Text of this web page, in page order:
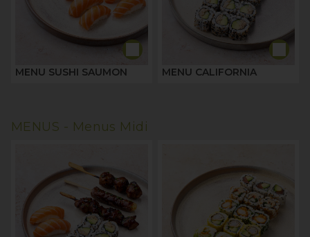
MENU SUSHI SAUMON MENU CALIFORNIA
MENUS - Menus Midi